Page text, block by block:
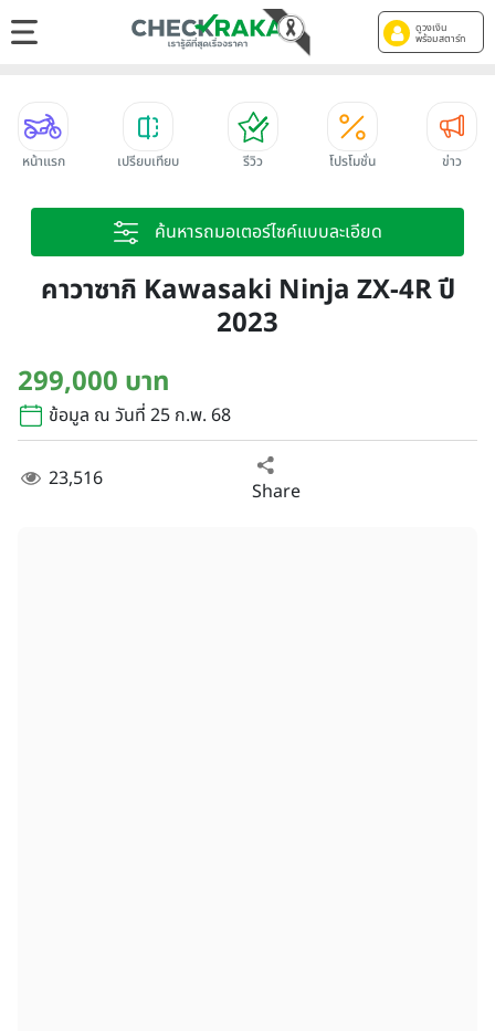
ดูวงเงิน
พร้อมสตาร์ท
หน้าแรก เปรียบเทียบ รีวิว โปรโมชั่น ข่าว
ค้นหารถมอเตอร์ไซค์แบบละเอียด
คาวาซากิ Kawasaki Ninja ZX-4R ปี
2023
299,000 บาท
ข้อมูล ณ วันที่ 25 ก.พ. 68
23,516 Share